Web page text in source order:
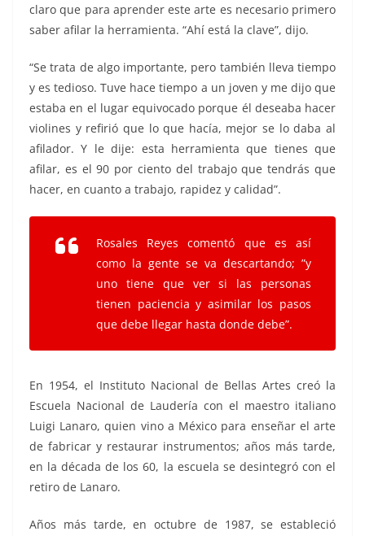
claro que para aprender este arte es necesario primero
saber afilar la herramienta. “Ahí está la clave”, dijo.
“Se trata de algo importante, pero también lleva tiempo
y es tedioso. Tuve hace tiempo a un joven y me dijo que
estaba en el lugar equivocado porque él deseaba hacer
violines y refirió que lo que hacía, mejor se lo daba al
afilador. Y le dije: esta herramienta que tienes que
afilar, es el 90 por ciento del trabajo que tendrás que
hacer, en cuanto a trabajo, rapidez y calidad”.
Rosales Reyes comentó que es así
como la gente se va descartando; ”y
uno tiene que ver si las personas
tienen paciencia y asimilar los pasos
que debe llegar hasta donde debe”.
En 1954, el Instituto Nacional de Bellas Artes creó la
Escuela Nacional de Laudería con el maestro italiano
Luigi Lanaro, quien vino a México para enseñar el arte
de fabricar y restaurar instrumentos; años más tarde,
en la década de los 60, la escuela se desintegró con el
retiro de Lanaro.
Años más tarde, en octubre de 1987, se estableció